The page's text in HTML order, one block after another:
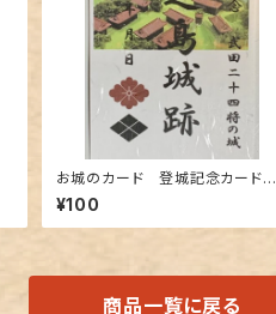
お城のカード 登城記念カード
武田24将 馬場信春公 牧之島
城跡A
¥100
商品一覧に戻る